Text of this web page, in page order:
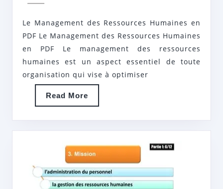
AUX
Le Management des Ressources Humaines en
PDF Le Management des Ressources Humaines
en PDF Le management des ressources
humaines est un aspect essentiel de toute
organisation qui vise à optimiser
Read More
More